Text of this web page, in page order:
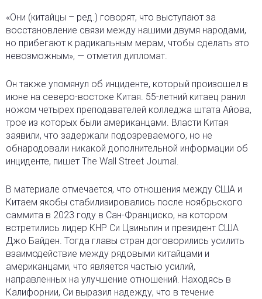
«Они (китайцы – ред.) говорят, что выступают за
восстановление связи между нашими двумя народами,
но прибегают к радикальным мерам, чтобы сделать это
невозможным», — отметил дипломат.
Он также упомянул об инциденте, который произошел в
июне на северо-востоке Китая. 55-летний китаец ранил
ножом четырех преподавателей колледжа штата Айова,
трое из которых были американцами. Власти Китая
заявили, что задержали подозреваемого, но не
обнародовали никакой дополнительной информации об
инциденте, пишет The Wall Street Journal.
В материале отмечается, что отношения между США и
Китаем якобы стабилизировались после ноябрьского
саммита в 2023 году в Сан-Франциско, на котором
встретились лидер КНР Си Цзиньпин и президент США
Джо Байден. Тогда главы стран договорились усилить
взаимодействие между рядовыми китайцами и
американцами, что является частью усилий,
направленных на улучшение отношений. Находясь в
Калифорнии, Си выразил надежду, что в течение